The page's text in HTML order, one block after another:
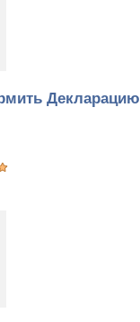
Декларацию